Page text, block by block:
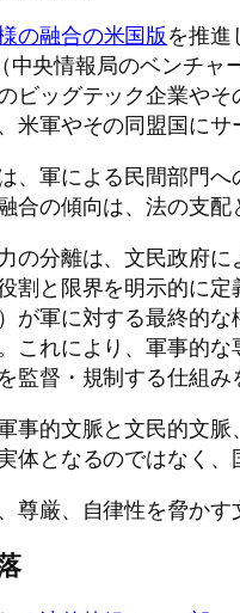
の融合の米国版を推進
（中央情報局のベンチ
ビッグテック企業や
米軍やその同盟国にサ
、軍による民間部門
合の傾向は、法の支
の分離は、文民政府
割と限界を明示的に
が軍に対する最終的
これにより、軍事的
監督・規制する仕組
事的文脈と文民的文
体となるのではなく
尊厳、自律性を脅か